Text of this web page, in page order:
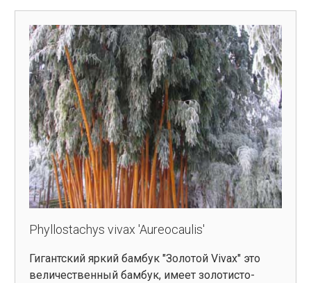
Phyllostachys vivax 'Aureocaulis'
Гигантский яркий бамбук "Золотой Vivax" это
величественный бамбук, имеет золотисто-